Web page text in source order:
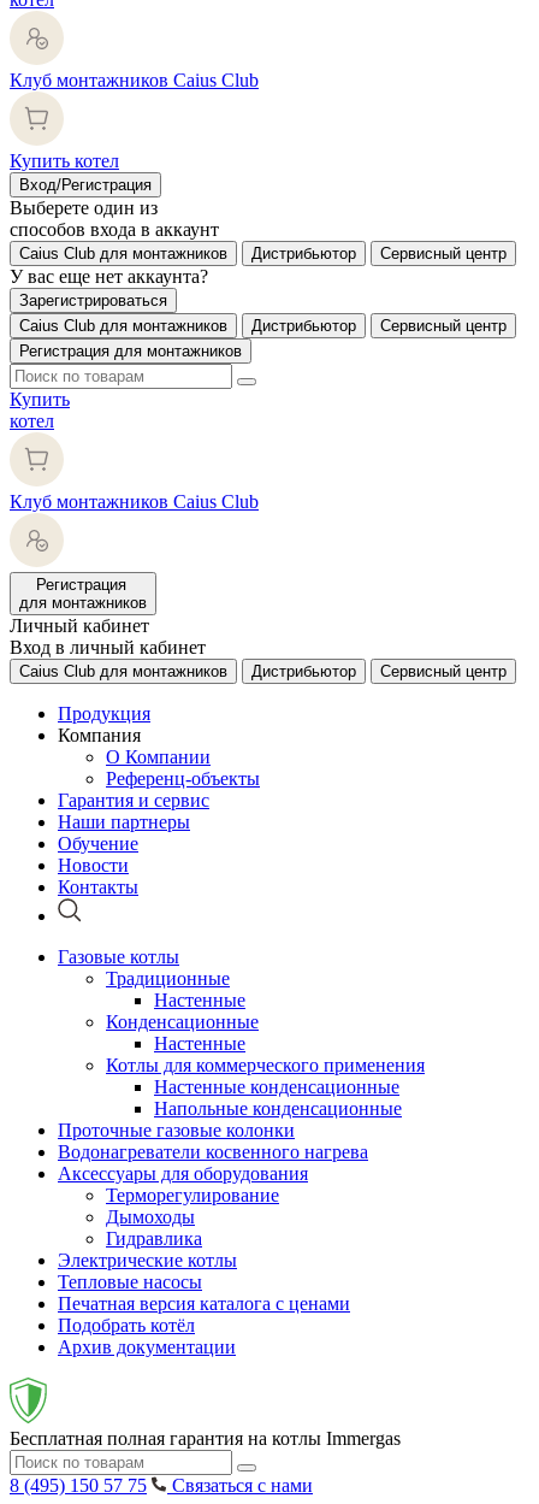
Клуб монтажников Caius Club
Купить котел
Вход/Регистрация
Выберете один из
способов входа в аккаунт
Caius Club для монтажников Дистрибьютор Сервисный центр
У вас еще нет аккаунта?
Зарегистрироваться
Caius Club для монтажников
Дистрибьютор
Сервисный центр
Регистрация для монтажников
Купить
котел
Клуб монтажников Caius Club
Регистрация
для монтажников
Личный кабинет
Вход в личный кабинет
Caius Club для монтажников Дистрибьютор Сервисный центр
Продукция
Компания
О Компании
Референц-объекты
Гарантия и сервис
Наши партнеры
Обучение
Новости
Контакты
Газовые котлы
Традиционные
Настенные
Конденсационные
Настенные
Котлы для коммерческого применения
Настенные конденсационные
Напольные конденсационные
Проточные газовые колонки
Водонагреватели косвенного нагрева
Аксессуары для оборудования
Терморегулирование
Дымоходы
Гидравлика
Электрические котлы
Тепловые насосы
Печатная версия каталога с ценами
Подобрать котёл
Архив документации
Бесплатная полная гарантия на котлы Immergas
8 (495) 150 57 75
Связаться с нами